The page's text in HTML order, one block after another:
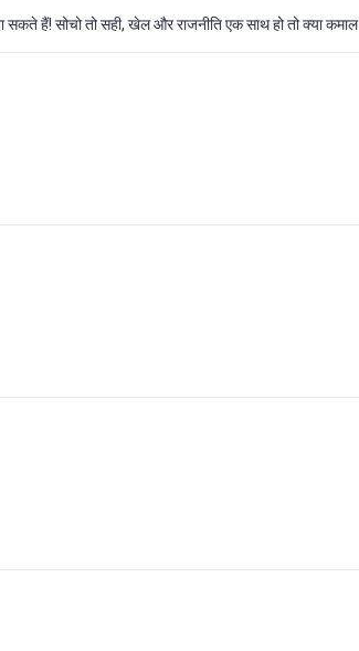
हैं! सोचो तो सही, खेल और राजनीति एक साथ हो तो क्या कमाल